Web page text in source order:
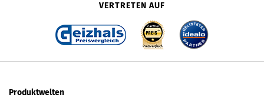
VERTRETEN AUF
Produktwelten